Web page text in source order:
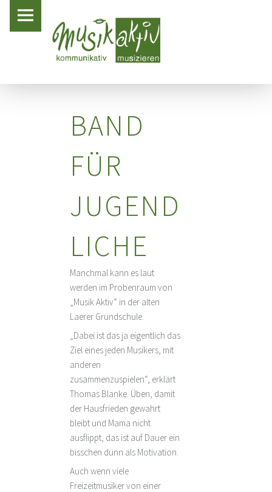
JUGENDBAND – MUSIK AKTIV LAER
PRIMARY MENU
BAND
FÜR
JUGEND
LICHE
Manchmal kann es laut
werden im Probenraum von
„Musik Aktiv“ in der alten
Laerer Grundschule.
„Dabei ist das ja eigentlich das
Ziel eines jeden Musikers, mit
anderen
zusammenzuspielen“, erklärt
Thomas Blanke. Üben, damit
der Hausfrieden gewahrt
bleibt und Mama nicht
ausflippt, das ist auf Dauer ein
bisschen dünn als Motivation.
Auch wenn viele
Freizeitmusiker von einer